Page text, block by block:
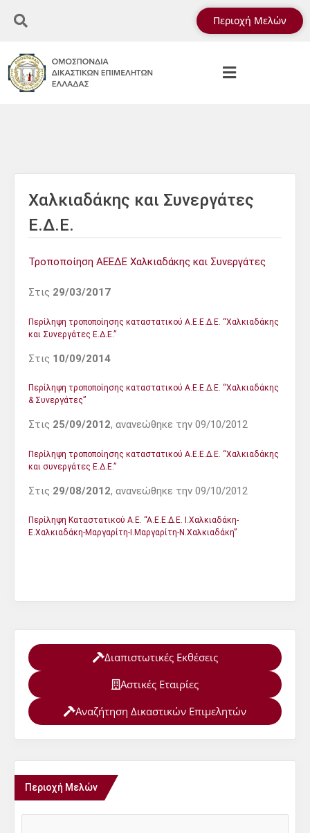
Περιοχή Μελών
Χαλκιαδάκης και Συνεργάτες
Ε.Δ.Ε.
Τροποποίηση ΑΕΕΔΕ Χαλκιαδάκης και Συνεργάτες
Στις 29/03/2017
Περίληψη τροποποίησης καταστατικού Α.Ε.Ε.Δ.Ε. “Χαλκιαδάκης
και Συνεργάτες Ε.Δ.Ε.”
Στις 10/09/2014
Περίληψη τροποποίησης καταστατικού Α.Ε.Ε.Δ.Ε. “Χαλκιαδάκης
& Συνεργάτες”
Στις 25/09/2012, ανανεώθηκε την 09/10/2012
Περίληψη τροποποίησης καταστατικού Α.Ε.Ε.Δ.Ε. “Χαλκιαδάκης
και συνεργάτες Ε.Δ.Ε.”
Στις 29/08/2012, ανανεώθηκε την 09/10/2012
Περίληψη Καταστατικού Α.Ε. “Α.Ε.Ε.Δ.Ε. Ι.Χαλκιαδάκη-
Ε.Χαλκιαδάκη-Μαργαρίτη-Ι.Μαργαρίτη-Ν.Χαλκιαδάκη”
Διαπιστωτικές Εκθέσεις
Αστικές Εταιρίες
Αναζήτηση Δικαστικών Επιμελητών
Περιοχή Μελών